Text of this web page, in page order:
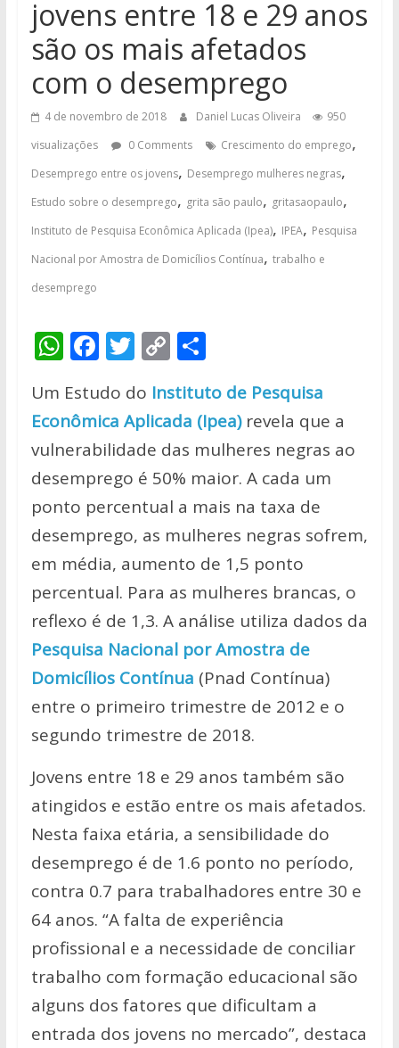
jovens entre 18 e 29 anos
são os mais afetados
com o desemprego
4 de novembro de 2018 Daniel Lucas Oliveira
950
visualizações
0 Comments Crescimento do emprego,
Desemprego entre os jovens, Desemprego mulheres negras,
Estudo sobre o desemprego, grita são paulo, gritasaopaulo,
Instituto de Pesquisa Econômica Aplicada (Ipea), IPEA, Pesquisa
Nacional por Amostra de Domicílios Contínua, trabalho e
desemprego
W
at
s
A
p
p
F
e
b
o
o
k
T
itt
er
C
p
y
Li
n
k
S
ar
e
Um Estudo do Instituto de Pesquisa
Econômica Aplicada (Ipea)revela que a
vulnerabilidade das mulheres negras ao
desemprego é 50% maior. A cada um
ponto percentual a mais na taxa de
desemprego, as mulheres negras sofrem,
em média, aumento de 1,5 ponto
percentual. Para as mulheres brancas, o
reflexo é de 1,3. A análise utiliza dados da
Pesquisa Nacional por Amostra de
Domicílios Contínua (Pnad Contínua)
entre o primeiro trimestre de 2012 e o
segundo trimestre de 2018.
Jovens entre 18 e 29 anos também são
atingidos e estão entre os mais afetados.
Nesta faixa etária, a sensibilidade do
desemprego é de 1.6 ponto no período,
contra 0.7 para trabalhadores entre 30 e
64 anos. “A falta de experiência
profissional e a necessidade de conciliar
trabalho com formação educacional são
alguns dos fatores que dificultam a
entrada dos jovens no mercado”, destaca